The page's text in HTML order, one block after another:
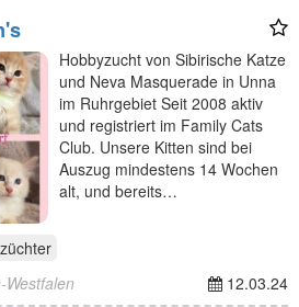
Hobbyzucht von Sibirische Katze
und Neva Masquerade in Unna
im Ruhrgebiet Seit 2008 aktiv
und registriert im Family Cats
Club. Unsere Kitten sind bei
Auszug mindestens 14 Wochen
alt, und bereits…
Westfalen 12.03.24